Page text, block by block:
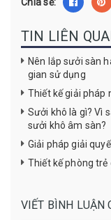
Chia sẻ:
TIN LIÊN
Nên lắp sưởi sàn
gian sử dụng
Thiết kế giải pháp
Sưởi khô là gì? Vì
sưởi khô âm sàn?
Giải pháp giải
Thiết kế phòng
VIẾT BÌNH LUẬN